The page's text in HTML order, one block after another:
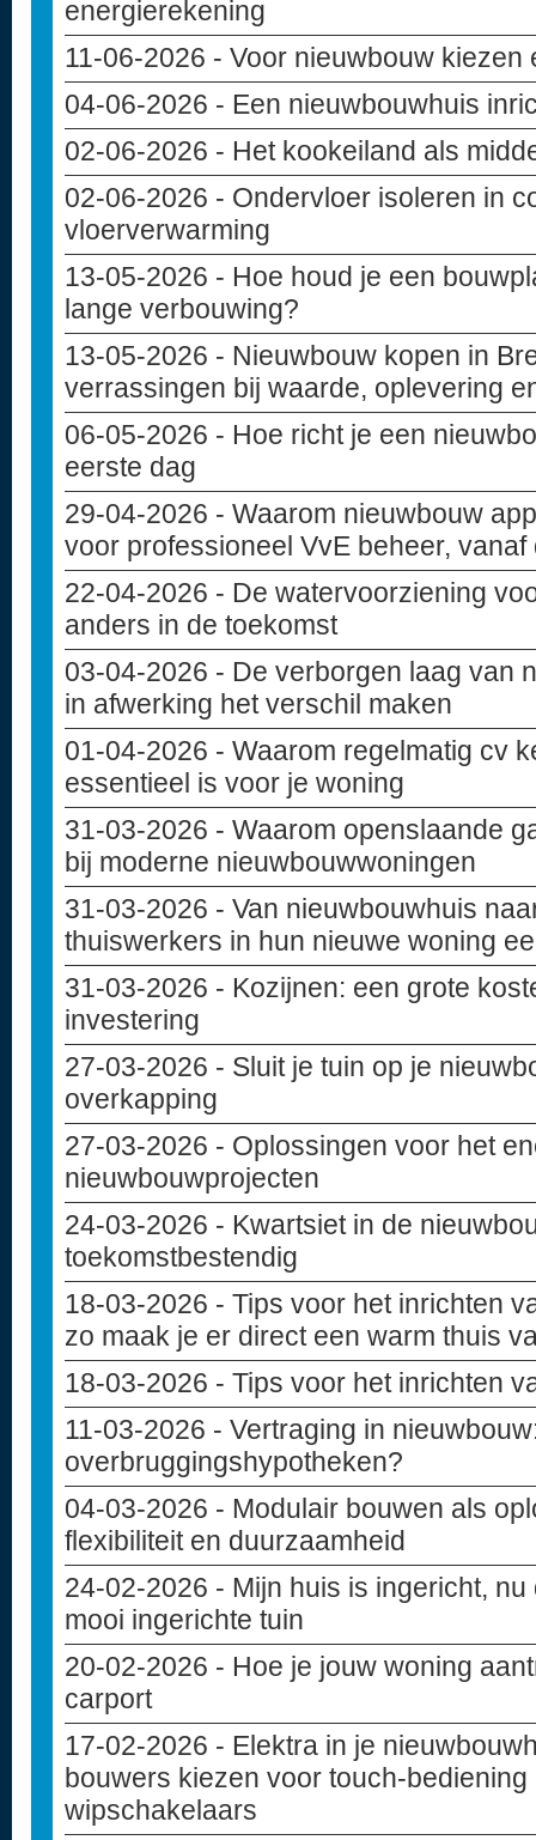
energierekening
11-06-2026 - Voor nieuwbouw
04-06-2026 - Een nieuwbouwhuis
02-06-2026 - Het kookeiland als
02-06-2026 - Ondervloer isoleren in
vloerverwarming
13-05-2026 - Hoe houd je een
lange verbouwing?
13-05-2026 - Nieuwbouw kopen in
verrassingen bij waarde, oplevering
06-05-2026 - Hoe richt je een
eerste dag
29-04-2026 - Waarom nieuwbouw
voor professioneel VvE beheer, vanaf
22-04-2026 - De watervoorziening
anders in de toekomst
03-04-2026 - De verborgen laag van
in afwerking het verschil maken
01-04-2026 - Waarom regelmatig cv
essentieel is voor je woning
31-03-2026 - Waarom openslaande
bij moderne nieuwbouwwoningen
31-03-2026 - Van nieuwbouwhuis
thuiswerkers in hun nieuwe woning
31-03-2026 - Kozijnen: een grote
investering
27-03-2026 - Sluit je tuin op je
overkapping
27-03-2026 - Oplossingen voor het
nieuwbouwprojecten
24-03-2026 - Kwartsiet in de
toekomstbestendig
18-03-2026 - Tips voor het inrichten
zo maak je er direct een warm thuis
18-03-2026 - Tips voor het inrichten
11-03-2026 - Vertraging in
overbruggingshypotheken?
04-03-2026 - Modulair bouwen als
flexibiliteit en duurzaamheid
24-02-2026 - Mijn huis is ingericht,
mooi ingerichte tuin
20-02-2026 - Hoe je jouw woning
carport
17-02-2026 - Elektra in je
bouwers kiezen voor touch-bediening
wipschakelaars